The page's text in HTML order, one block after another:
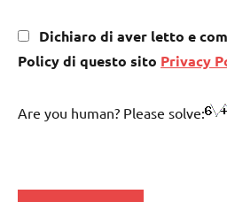
Dichiaro di aver letto e
Policy di questo sito Privacy
Are you human? Please solve: